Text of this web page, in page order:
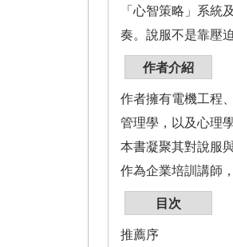
「心智策略」系統
奏。說服不是靠壓
作者介紹
作者擁有電機工程
管理學，以及心理
本書凝聚其對說服
作為企業培訓講師
目次
推薦序